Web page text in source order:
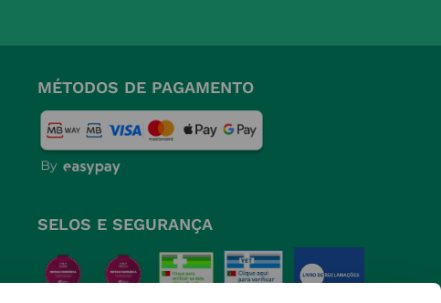
MÉTODOS DE PAGAMENTO
SELOS E SEGURANÇA